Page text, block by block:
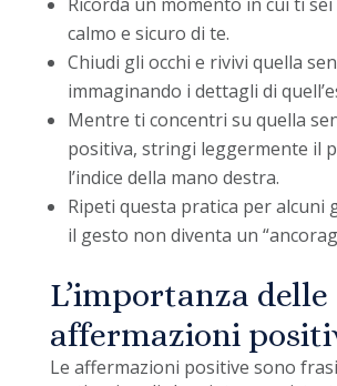
calmo e sicuro di te.
Chiudi gli occhi e rivivi quella
immaginando i dettagli di
Mentre ti concentri su quella
positiva, stringi leggermente il
l’indice della mano destra.
Ripeti questa pratica per alcuni
il gesto non diventa un
L’importanza delle
affermazioni
Le affermazioni positive sono frasi